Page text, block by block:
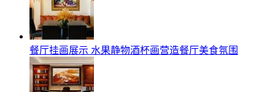
餐厅挂画展示 水果静物酒杯画营造餐厅美食氛围